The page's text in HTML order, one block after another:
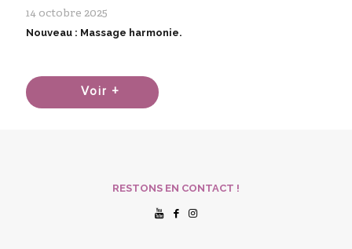
14 octobre 2025
Nouveau : Massage harmonie.
Voir +
RESTONS EN CONTACT !